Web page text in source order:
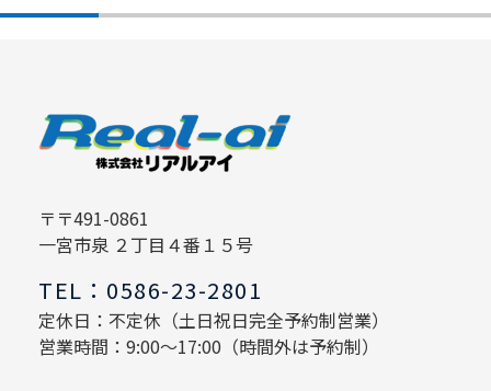
〒〒491-0861
一宮市泉 ２丁目４番１５号
TEL：0586-23-2801
定休日：不定休（土日祝日完全予約制営業）
営業時間：9:00～17:00（時間外は予約制）